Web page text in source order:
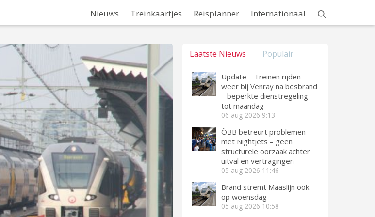
Nieuws Treinkaartjes Reisplanner Internationaal
Laatste Nieuws Populair
Update – Treinen rijden
weer bij Venray na bosbrand
– beperkte dienstregeling
tot maandag
06 aug 2026 9:13
ÖBB betreurt problemen
met Nightjets – geen
structurele oorzaak achter
uitval en vertragingen
05 aug 2026 11:46
Brand stremt Maaslijn ook
op woensdag
05 aug 2026 10:58